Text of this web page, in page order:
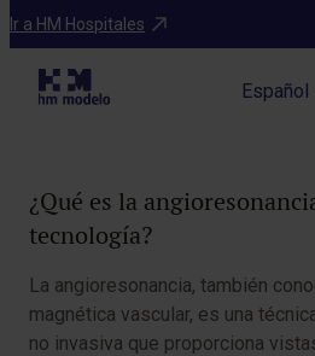
Ir a HM Hospitales
Español
Diagnósticos
¿Qué es la
tecnología?
La angioresonancia, también
magnética vascular, es una
no invasiva que proporciona